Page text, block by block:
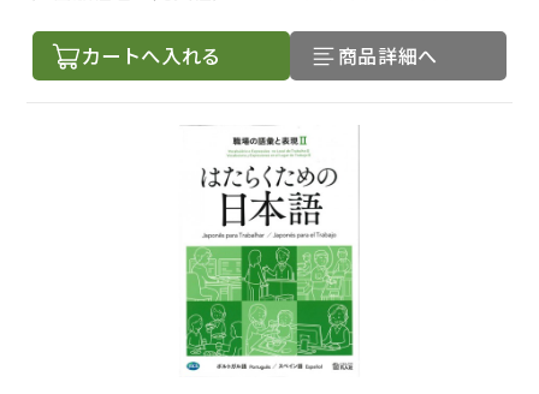
カートへ入れる 商品詳細へ